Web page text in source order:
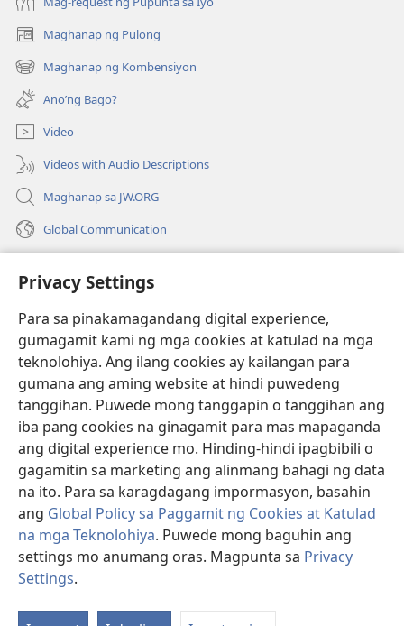
Privacy Settings
Para sa pinakamagandang digital experience,
gumagamit kami ng mga cookies at katulad na mga
teknolohiya. Ang ilang cookies ay kailangan para
gumana ang aming website at hindi puwedeng
tanggihan. Puwede mong tanggapin o tanggihan ang
iba pang cookies na ginagamit para mas mapaganda
ang digital experience mo. Hinding-hindi ipagbibili o
gagamitin sa marketing ang alinmang bahagi ng data
na ito. Para sa karagdagang impormasyon, basahin
ang Global Policy sa Paggamit ng Cookies at Katulad
na mga Teknolohiya. Puwede mong baguhin ang
settings mo anumang oras. Magpunta sa Privacy
Settings.
Maghanap ng Pulong
(may
bubukas
na
bagong
window)
Maghanap ng Kombensiyon
(may
bubukas
na
bagong
window)
Ano’ng Bago?
Video
Videos with Audio Descriptions
Maghanap sa JW.ORG
Global Communication
(may
na
bagong
window)
Watchtower ONLINE LIBRARY™
(may
bubukas
na
bagong
window)
JW Hub ®
(may
bubukas
bagong
window)
JW Library ®
Watchtower Library®
Copyright
KASUNDUAN SA PAGGAMIT